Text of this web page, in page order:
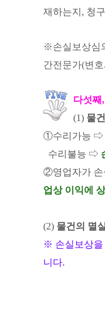
재하는지, 청
※손실보상심
간전문가(변
다섯째
(1) 물
①수리가능 ⇨
수리불능 ⇨
②영업자가 손
업상 이익에
(2) 물건의 멸
※ 손실보상을
니다.